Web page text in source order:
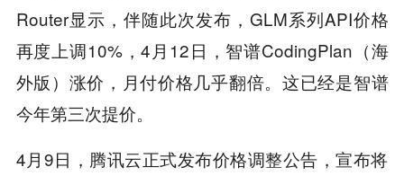
Router显示，伴随此次发布，GLM系列API价格
再度上调10%，4月12日，智谱CodingPlan（海
外版）涨价，月付价格几乎翻倍。这已经是智谱
今年第三次提价。
4月9日，腾讯云正式发布价格调整公告，宣布将